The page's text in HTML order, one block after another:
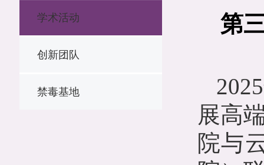
学术活动
创新团队
禁毒基地
第
2025
展高
院与